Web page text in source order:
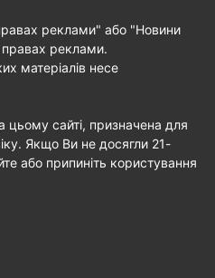
реклами" або "Новини
правах реклами.
матеріалів несе
сайті, призначена для
Якщо Ви не досягли 21-
або припиніть користування